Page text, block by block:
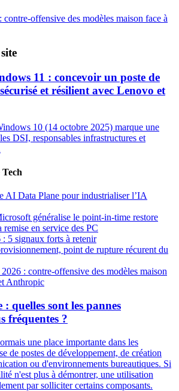
offensive des modèles maison face à
11 : concevoir un poste de
et résilient avec Lenovo et
10 (14 octobre 2025) marque une
DSI, responsables infrastructures et
AI Data Plane pour industrialiser l’IA
généralise le point-in-time restore
remise en service des PC
5 signaux forts à retenir
point de rupture récurent du
: contre-offensive des modèles maison
Anthropic
quelles sont les pannes
fréquentes ?
une place importante dans les
de postes de développement, de création
ou d'environnements bureautiques. Si
n'est plus à démontrer, une utilisation
par solliciter certains composants.